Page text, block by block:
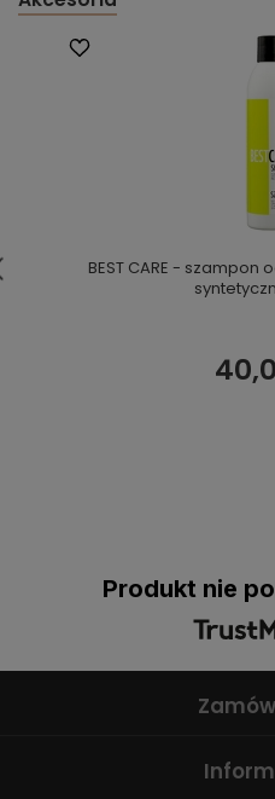
BEST CARE -
Produkt nie